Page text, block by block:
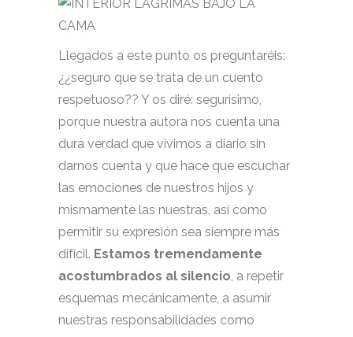
Llegados a este punto os preguntaréis:
¿¿seguro que se trata de un cuento
respetuoso?? Y os diré: segurísimo,
porque nuestra autora nos cuenta una
dura verdad que vivimos a diario sin
darnos cuenta y que hace que escuchar
las emociones de nuestros hijos y
mismamente las nuestras, así como
permitir su expresión sea siempre más
difícil. Estamos tremendamente
acostumbrados al silencio, a repetir
esquemas mecánicamente, a asumir
nuestras responsabilidades como